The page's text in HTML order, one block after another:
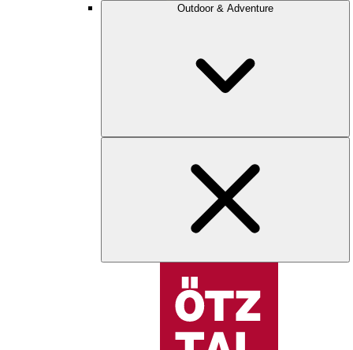
Outdoor & Adventure